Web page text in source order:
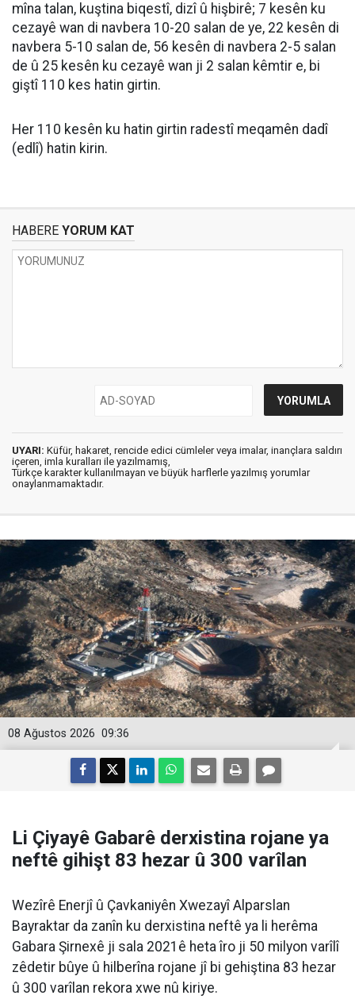
mîna talan, kuştina biqestî, dizî û hişbirê; 7 kesên ku
cezayê wan di navbera 10-20 salan de ye, 22 kesên di
navbera 5-10 salan de, 56 kesên di navbera 2-5 salan
de û 25 kesên ku cezayê wan ji 2 salan kêmtir e, bi
giştî 110 kes hatin girtin.
Her 110 kesên ku hatin girtin radestî meqamên dadî
(edlî) hatin kirin.
HABERE YORUM KAT
UYARI: Küfür, hakaret, rencide edici cümleler veya imalar, inançlara saldırı
içeren, imla kuralları ile yazılmamış,
Türkçe karakter kullanılmayan ve büyük harflerle yazılmış yorumlar
onaylanmamaktadır.
09:36
08 Ağustos 2026
Li Çiyayê Gabarê derxistina rojane ya
neftê gihişt 83 hezar û 300 varîlan
Wezîrê Enerjî û Çavkaniyên Xwezayî Alparslan
Bayraktar da zanîn ku derxistina neftê ya li herêma
Gabara Şirnexê ji sala 2021ê heta îro ji 50 milyon varîlî
zêdetir bûye û hilberîna rojane jî bi gehiştina 83 hezar
û 300 varîlan rekora xwe nû kiriye.